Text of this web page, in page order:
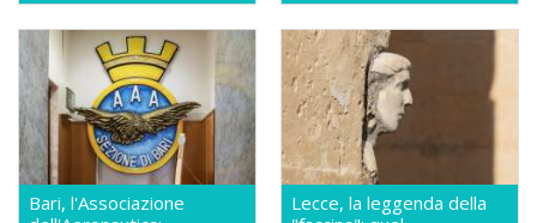
Bari, l'Associazione
Lecce, la leggenda della